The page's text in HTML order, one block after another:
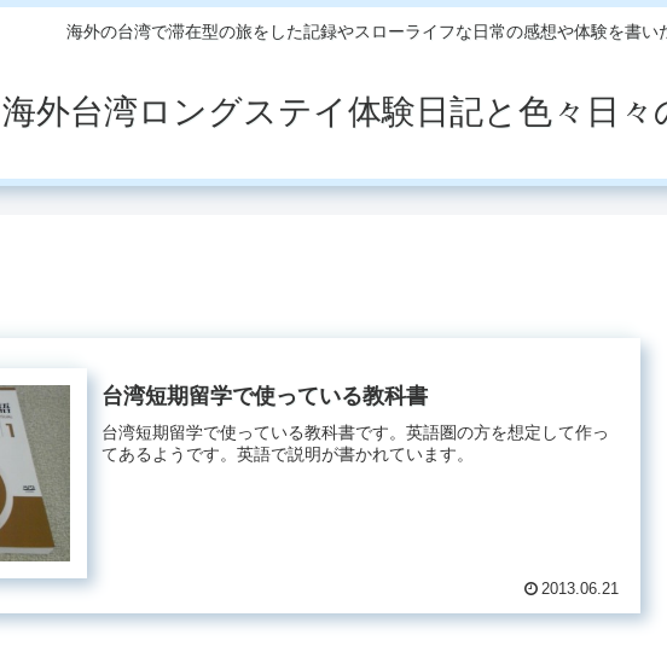
海外の台湾で滞在型の旅をした記録やスローライフな日常の感想や体験を書い
海外台湾ロングステイ体験日記と色々日々
台湾短期留学で使っている教科書
台湾短期留学で使っている教科書です。英語圏の方を想定して作っ
てあるようです。英語で説明が書かれています。
2013.06.21